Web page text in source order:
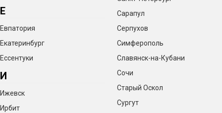
Е
Евпатория
Екатеринбург
Ессентуки
И
Ижевск
Ирбит
Сарапул
Серпухов
Симферополь
Славянск-на-Кубани
Сочи
Старый Оскол
Сургут